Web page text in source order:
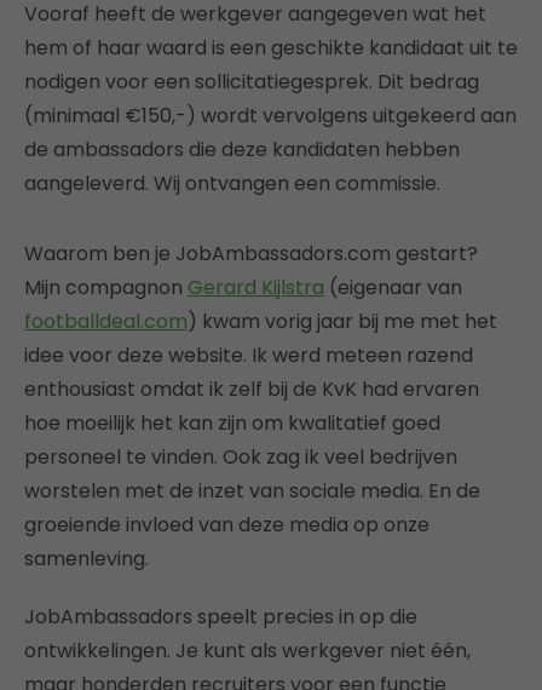
Vooraf heeft de werkgever aangegeven wat het
hem of haar waard is een geschikte kandidaat uit te
nodigen voor een sollicitatiegesprek. Dit bedrag
(minimaal €150,-) wordt vervolgens uitgekeerd aan
de ambassadors die deze kandidaten hebben
aangeleverd. Wij ontvangen een commissie.
Waarom ben je JobAmbassadors.com gestart?
Mijn compagnon Gerard Kijlstra (eigenaar van
footballdeal.com) kwam vorig jaar bij me met het
idee voor deze website. Ik werd meteen razend
enthousiast omdat ik zelf bij de KvK had ervaren
hoe moeilijk het kan zijn om kwalitatief goed
personeel te vinden. Ook zag ik veel bedrijven
worstelen met de inzet van sociale media. En de
groeiende invloed van deze media op onze
samenleving.
JobAmbassadors speelt precies in op die
ontwikkelingen. Je kunt als werkgever niet één,